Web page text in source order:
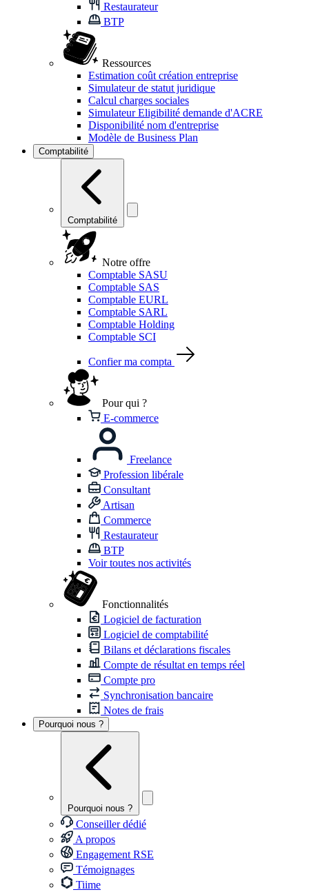
Restaurateur
BTP
Ressources
Estimation coût création entreprise
Simulateur de statut juridique
Calcul charges sociales
Simulateur Eligibilité demande d'ACRE
Disponibilité nom d'entreprise
Modèle de Business Plan
Comptabilité
Comptabilité
Notre offre
Comptable SASU
Comptable SAS
Comptable EURL
Comptable SARL
Comptable Holding
Comptable SCI
Confier ma compta
Pour qui ?
E-commerce
Freelance
Profession libérale
Consultant
Artisan
Commerce
Restaurateur
BTP
Voir toutes nos activités
Fonctionnalités
Logiciel de facturation
Logiciel de comptabilité
Bilans et déclarations fiscales
Compte de résultat en temps réel
Compte pro
Synchronisation bancaire
Notes de frais
Pourquoi nous ?
Pourquoi nous ?
Conseiller dédié
A propos
Engagement RSE
Témoignages
Tiime